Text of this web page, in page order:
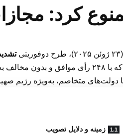
کرد:
را با ۹ ماده تصویب کردند. این طرح که با
متخاصم، به‌ویژه رژیم
زمینه و دلایل تصویب